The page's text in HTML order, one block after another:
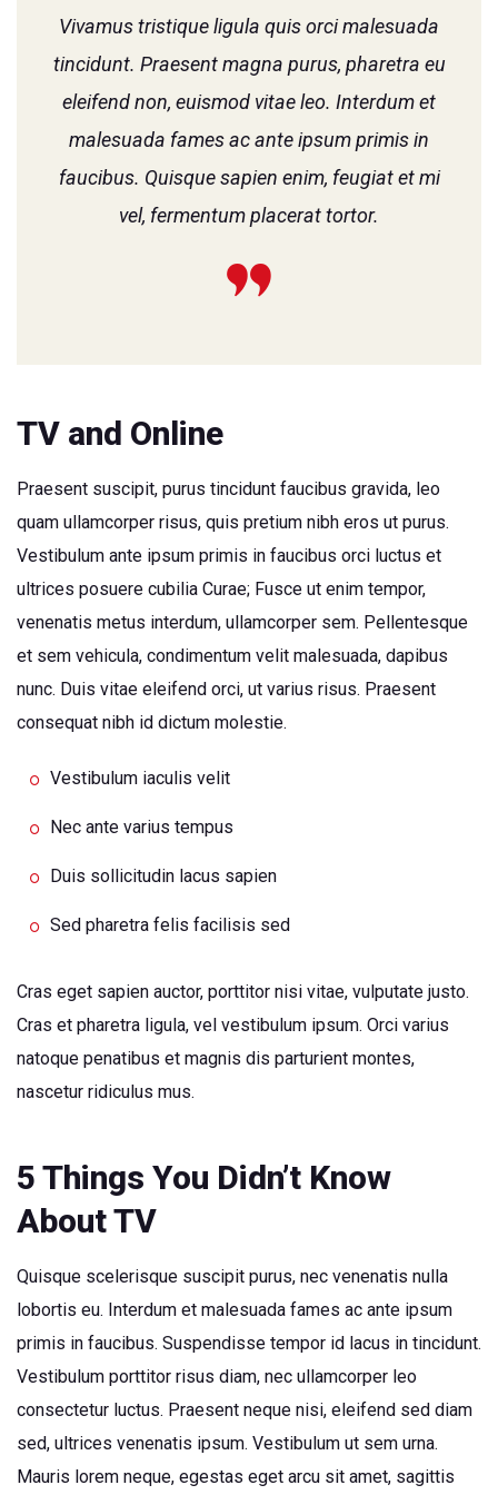
Vivamus tristique ligula quis orci malesuada
tincidunt. Praesent magna purus, pharetra eu
eleifend non, euismod vitae leo. Interdum et
malesuada fames ac ante ipsum primis in
faucibus. Quisque sapien enim, feugiat et mi
vel, fermentum placerat tortor.
TV and Online
Praesent suscipit, purus tincidunt faucibus gravida, leo
quam ullamcorper risus, quis pretium nibh eros ut purus.
Vestibulum ante ipsum primis in faucibus orci luctus et
ultrices posuere cubilia Curae; Fusce ut enim tempor,
venenatis metus interdum, ullamcorper sem. Pellentesque
et sem vehicula, condimentum velit malesuada, dapibus
nunc. Duis vitae eleifend orci, ut varius risus. Praesent
consequat nibh id dictum molestie.
Vestibulum iaculis velit
Nec ante varius tempus
Duis sollicitudin lacus sapien
Sed pharetra felis facilisis sed
Cras eget sapien auctor, porttitor nisi vitae, vulputate justo.
Cras et pharetra ligula, vel vestibulum ipsum. Orci varius
natoque penatibus et magnis dis parturient montes,
nascetur ridiculus mus.
5 Things You Didn’t Know
About TV
Quisque scelerisque suscipit purus, nec venenatis nulla
lobortis eu. Interdum et malesuada fames ac ante ipsum
primis in faucibus. Suspendisse tempor id lacus in tincidunt.
Vestibulum porttitor risus diam, nec ullamcorper leo
consectetur luctus. Praesent neque nisi, eleifend sed diam
sed, ultrices venenatis ipsum. Vestibulum ut sem urna.
Mauris lorem neque, egestas eget arcu sit amet, sagittis